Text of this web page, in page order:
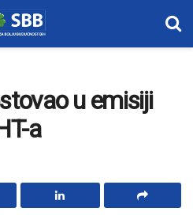
u emisiji
a